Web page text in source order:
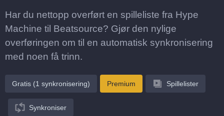
Har du nettopp overført en spilleliste fra Hype
Machine til Beatsource? Gjør den nylige
overføringen om til en automatisk synkronisering
med noen få trinn.
Gratis (1 synkronisering) Premium Spillelister
Synkroniser